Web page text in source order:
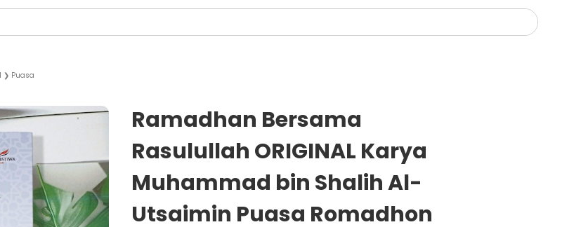
❯ Puasa
Ramadhan Bersama
Rasulullah ORIGINAL Karya
Muhammad bin Shalih Al-
Utsaimin Puasa Romadhon